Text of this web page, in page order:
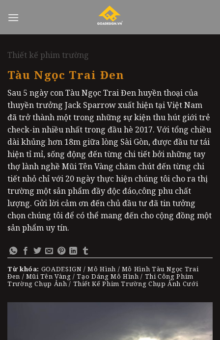
Thiết kế phim trường
Tàu Ngọc Trai Đen
Sau 5 ngày con Tàu Ngọc Trai Đen huyền thoại của
thuyền trưởng Jack Sparrow xuất hiện tại Việt Nam
đã trở thành một trong những sự kiện thu hút giới trẻ
check-in nhiều nhất trong đầu hè 2017. Với tổng chiều
dài khủng hơn 18m giữa lòng Sài Gòn, được đầu tư tái
hiện tỉ mỉ, sống động đến từng chi tiết bởi những tay
thợ lành nghề Mũi Tên Vàng chăm chút đến từng chi
tiết nhỏ chỉ với 20 ngày thực hiện chúng tôi cho ra thị
trường một sản phẩm đầy độc đáo,công phu chất
lượng. Gửi lời cảm ơn đến chủ đầu tư đã tin tưởng
chọn chúng tôi để có thể mang đến cho cộng đồng một
sản phẩm uy tín.
Từ khóa: GOADESIGN / Mô Hình / Mô Hình Tàu Ngọc Trai
Đen / Mũi Tên Vàng / Tạo Dáng Mô Hình / Thi Công Phim
Trường Chụp Ảnh / Thiết Kế Phim Trường Chụp Ảnh Cưới